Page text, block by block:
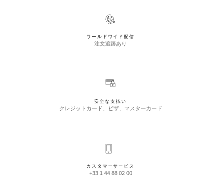
ワールドワイド配信
注文追跡あり
安全な支払い
クレジットカード、ビザ、マスターカード
カスタマーサービス
+33 1 44 88 02 00